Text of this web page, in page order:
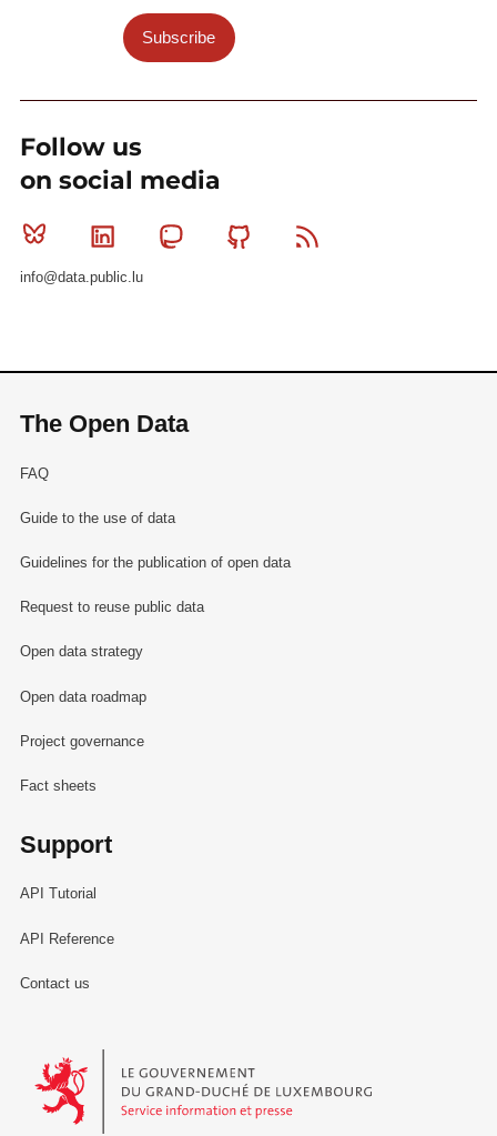
Subscribe
Follow us
on social media
Bluesky Linkedin MastodonGithub
info@data.public.lu
The Open Data
FAQ
Guide to the use of data
Guidelines for the publication of open data
Request to reuse public data
Open data strategy
Open data roadmap
Project governance
Fact sheets
Support
API Tutorial
API Reference
Contact us
Le Gouvernement du Grand-Duché de Luxembourg - Service